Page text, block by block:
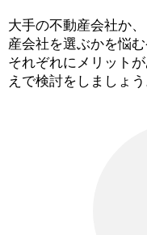
大手の不動産会社か
産会社を選ぶかを悩
それぞれにメリット
えで検討をしましょう